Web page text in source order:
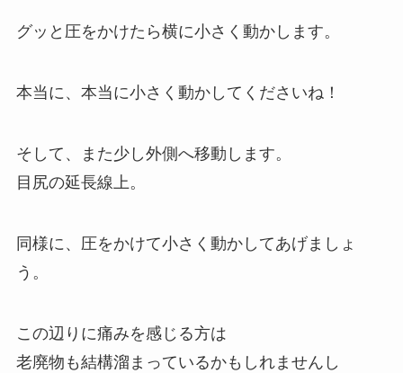
グッと圧をかけたら横に小さく動かします。
本当に、本当に小さく動かしてくださいね！
そして、また少し外側へ移動します。
目尻の延長線上。
同様に、圧をかけて小さく動かしてあげましょ
う。
この辺りに痛みを感じる方は
老廃物も結構溜まっているかもしれませんし